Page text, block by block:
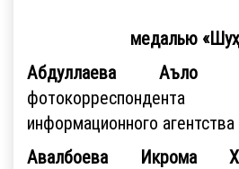
медалью
Абдуллаева Аъло
фотокорреспондента
информационного
Авалбоева Икрома